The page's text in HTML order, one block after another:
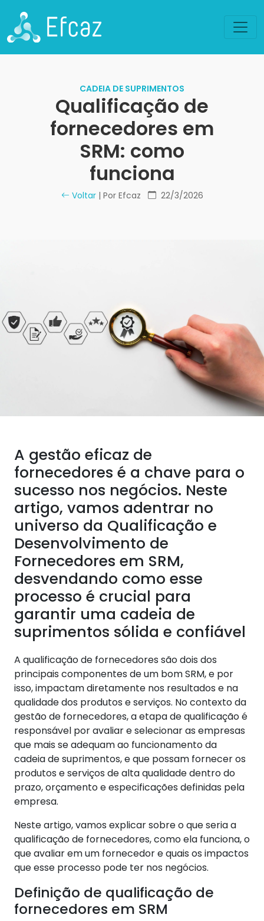
CADEIA DE SUPRIMENTOS
Qualificação de
fornecedores em
SRM: como
funciona
Voltar| Por Efcaz 22/3/2026
A gestão eficaz de
fornecedores é a chave para o
sucesso nos negócios. Neste
artigo, vamos adentrar no
universo da Qualificação e
Desenvolvimento de
Fornecedores em SRM,
desvendando como esse
processo é crucial para
garantir uma cadeia de
suprimentos sólida e confiável
A qualificação de fornecedores são dois dos
principais componentes de um bom SRM, e por
isso, impactam diretamente nos resultados e na
qualidade dos produtos e serviços. No contexto da
gestão de fornecedores, a etapa de qualificação é
responsável por avaliar e selecionar as empresas
que mais se adequam ao funcionamento da
cadeia de suprimentos, e que possam fornecer os
produtos e serviços de alta qualidade dentro do
prazo, orçamento e especificações definidas pela
empresa.
Neste artigo, vamos explicar sobre o que seria a
qualificação de fornecedores, como ela funciona, o
que avaliar em um fornecedor e quais os impactos
que esse processo pode ter nos negócios.
Definição de qualificação de
fornecedores em SRM